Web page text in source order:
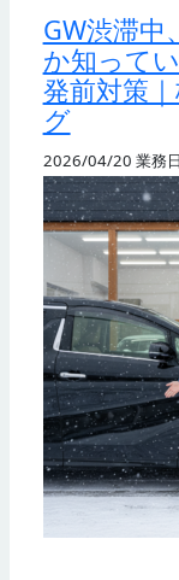
GW渋滞中
か知って
発前対策
グ
2026/04/20 業務